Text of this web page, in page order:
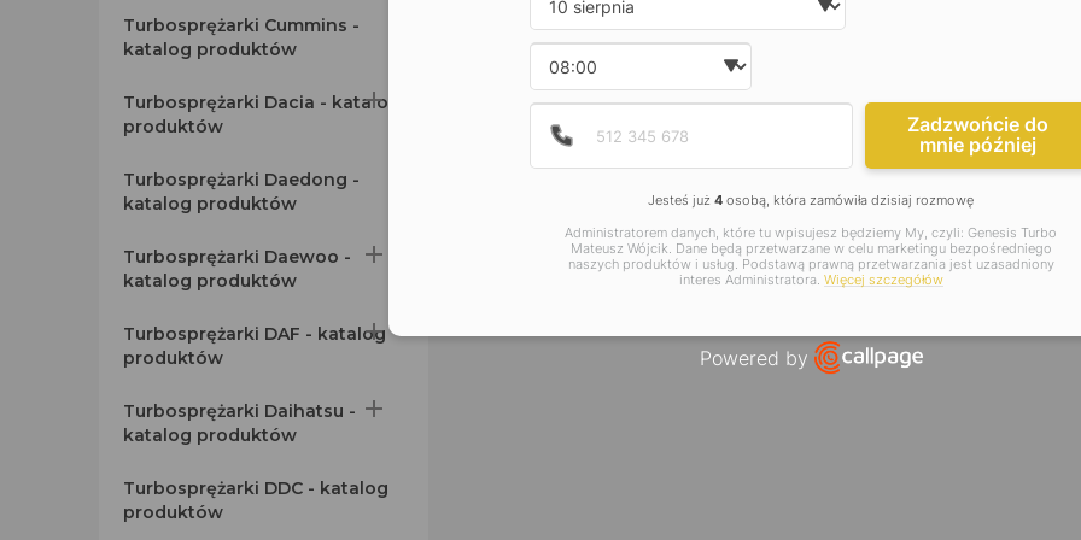
Turbosprężarki Cummins -
katalog produktów
Turbosprężarki Dacia - katalog
produktów

Turbosprężarki Daedong -
katalog produktów
Turbosprężarki Daewoo -
katalog produktów

Turbosprężarki DAF - katalog
produktów

Turbosprężarki Daihatsu -
katalog produktów

Turbosprężarki DDC - katalog
produktów
Numer telefonu
Podaj poprawny numer
Zadzwońcie do
mnie później
Jesteś już 4 osobą, która zamówiła dzisiaj rozmowę
Administratorem danych, które tu wpisujesz będziemy My, czyli: Genesis Turbo
Mateusz Wójcik. Dane będą przetwarzane w celu marketingu bezpośredniego
naszych produktów i usług. Podstawą prawną przetwarzania jest uzasadniony
interes Administratora. Więcej szczegółów
Powered by